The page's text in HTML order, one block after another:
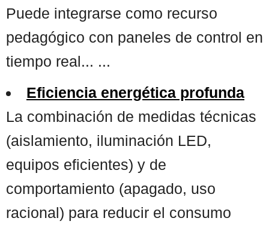
Puede integrarse como recurso
pedagógico con paneles de control en
tiempo real... ...
Eficiencia energética profunda
La combinación de medidas técnicas
(aislamiento, iluminación LED,
equipos eficientes) y de
comportamiento (apagado, uso
racional) para reducir el consumo